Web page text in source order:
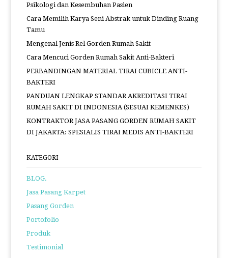
Psikologi dan Kesembuhan Pasien
Cara Memilih Karya Seni Abstrak untuk Dinding Ruang
Tamu
Mengenal Jenis Rel Gorden Rumah Sakit
Cara Mencuci Gorden Rumah Sakit Anti-Bakteri
PERBANDINGAN MATERIAL TIRAI CUBICLE ANTI-
BAKTERI
PANDUAN LENGKAP STANDAR AKREDITASI TIRAI
RUMAH SAKIT DI INDONESIA (SESUAI KEMENKES)
KONTRAKTOR JASA PASANG GORDEN RUMAH SAKIT
DI JAKARTA: SPESIALIS TIRAI MEDIS ANTI-BAKTERI
KATEGORI
BLOG.
Jasa Pasang Karpet
Pasang Gorden
Portofolio
Produk
Testimonial